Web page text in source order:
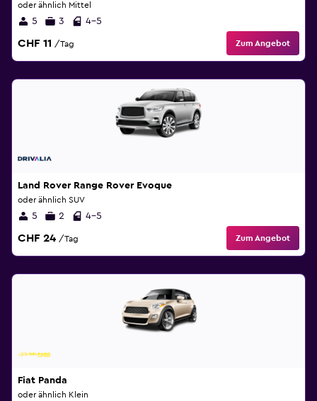
oder ähnlich Mittel
5 3 4-5
CHF 11 /Tag Zum Angebot
Land Rover Range Rover Evoque
oder ähnlich SUV
5 2 4-5
CHF 24 /Tag Zum Angebot
Fiat Panda
oder ähnlich Klein